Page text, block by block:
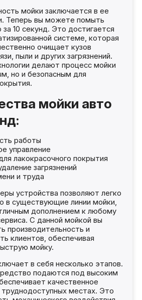
мойки заключается в ее
Теперь вы можете помыть
10 секунд. Это достигается
системе, которая
очищает кузов
пыли и других загрязнений.
делают процесс мойки
но и безопасным для
мойки авто
работы
управление
лакокрасочного покрытия
загрязнений
и труда
устройства позволяют легко
в существующие линии мойки,
дополнением к любому
С данной мойкой вы
производительность и
клиентов, обеспечивая
мойку.
в себя несколько этапов.
подаются под высоким
качественное
местах. Это